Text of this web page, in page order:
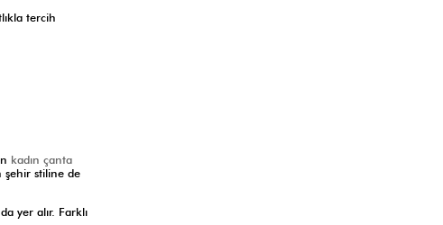
tercih
kadın çanta
şehir stiline de
yer alır. Farklı